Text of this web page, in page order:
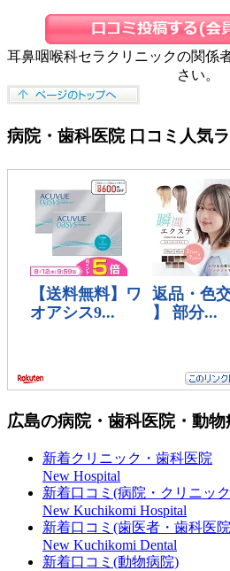
耳鼻咽喉科セラクリニックの関係
さい。
病院・歯科医院 口コミ人気
広島の病院・歯科医院・動物
新着クリニック・歯科医院
New Hospital
新着口コミ(病院・クリニッ
New Kuchikomi Hospital
新着口コミ(歯医者・歯科医
New Kuchikomi Dental
新着口コミ(動物病院)